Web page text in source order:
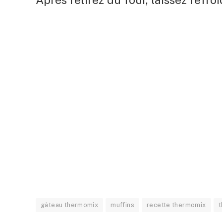
gâteau thermomix muffins recette thermomix